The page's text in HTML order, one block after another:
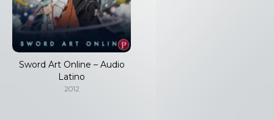
Sword Art Online – Audio
Latino
2012